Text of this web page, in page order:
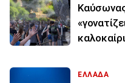
ΕΛΛΑΔΑ